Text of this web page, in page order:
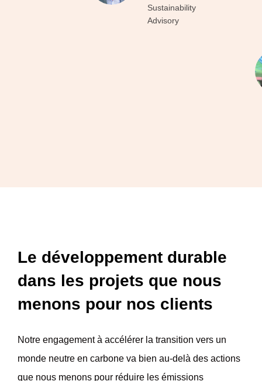
Sustainability
Advisory
Le développement durable
dans les projets que nous
menons pour nos clients
Notre engagement à accélérer la transition vers un
monde neutre en carbone va bien au-delà des actions
que nous menons pour réduire les émissions